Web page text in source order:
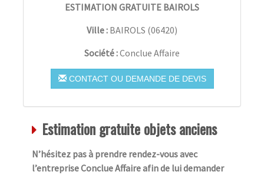
ESTIMATION GRATUITE BAIROLS
Ville : BAIROLS (06420)
Société :Conclue Affaire
CONTACT OU DEMANDE DE DEVIS
Estimation gratuite objets anciens
N’hésitez pas à prendre rendez-vous avec
l’entreprise Conclue Affaire afin de lui demander